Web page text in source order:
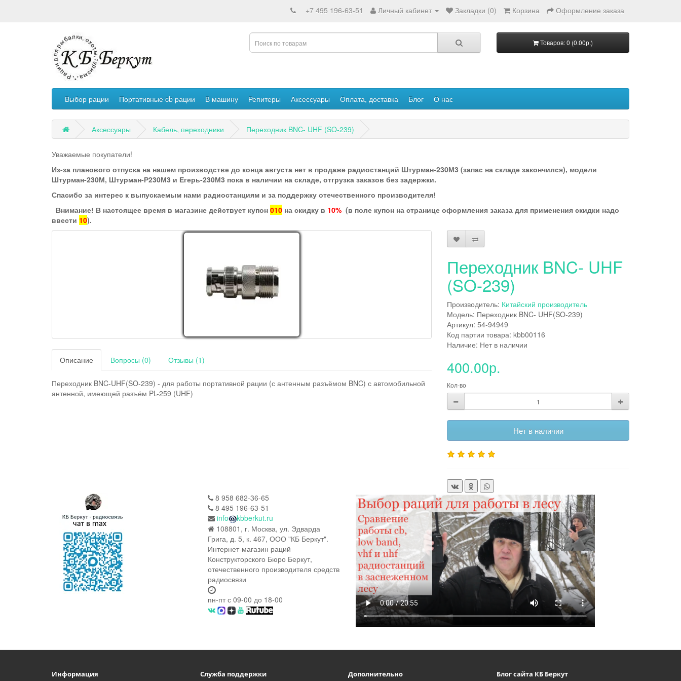
+7 495 196-63-51 Личный кабинет Закладки (0) Корзина Оформление заказа
Товаров: 0 (0.00р.)
Выбор рации Портативные cb рации В машину Репитеры Аксессуары Оплата, доставка Блог О нас
Аксессуары Кабель, переходники Переходник BNC- UHF (SO-239)
Уважаемые покупатели!
Из-за планового отпуска на нашем производстве до конца августа нет в продаже радиостанций Штурман-230М3 (запас на складе закончился), модели
Штурман-230М, Штурман-Р230М3 и Егерь-230М3 пока в наличии на складе, отгрузка заказов без задержки.
Спасибо за интерес к выпускаемым нами радиостанциям и за поддержку отечественного производителя!
Внимание! В настоящее время в магазине действует купон 010 на скидку в 10% (в поле купон на странице оформления заказа для применения скидки надо
ввести 10).
Описание Вопросы (0) Отзывы (1)
Переходник BNC-UHF(SO-239) - для работы портативной рации (с антенным разъёмом BNC) с автомобильной
антенной, имеющей разъём PL-259 (UHF)
Переходник BNC- UHF
(SO-239)
Производитель: Китайский производитель
Модель: Переходник BNC- UHF(SO-239)
Артикул: 54-94949
Код партии товара: kbb00116
Наличие: Нет в наличии
400.00р.
Кол-во
Нет в наличии
8 958 682-36-65
8 495 196-63-51
info
kbberkut.ru
108801, г. Москва, ул. Эдварда
Грига, д. 5, к. 467, ООО "КБ Беркут".
Интернет-магазин раций
Конструкторского Бюро Беркут,
отечественного производителя средств
радиосвязи
пн-пт с 09-00 до 18-00
Информация Служба поддержки Дополнительно Блог сайта КБ Беркут